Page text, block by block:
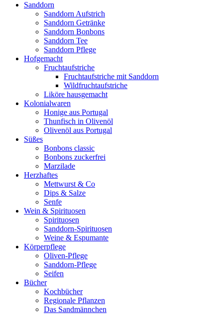
Sanddorn
Sanddorn Aufstrich
Sanddorn Getränke
Sanddorn Bonbons
Sanddorn Tee
Sanddorn Pflege
Hofgemacht
Fruchtaufstriche
Fruchtaufstriche mit Sanddorn
Wildfruchtaufstriche
Liköre hausgemacht
Kolonialwaren
Honige aus Portugal
Thunfisch in Olivenöl
Olivenöl aus Portugal
Süßes
Bonbons classic
Bonbons zuckerfrei
Marzilade
Herzhaftes
Mettwurst & Co
Dips & Salze
Senfe
Wein & Spirituosen
Spirituosen
Sanddorn-Spirituosen
Weine & Espumante
Körperpflege
Oliven-Pflege
Sanddorn-Pflege
Seifen
Bücher
Kochbücher
Regionale Pflanzen
Das Sandmännchen